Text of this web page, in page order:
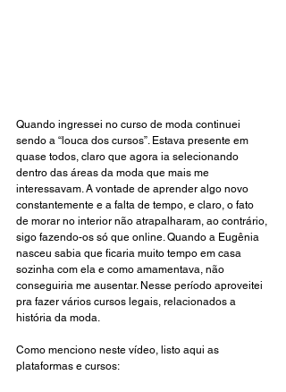
Quando ingressei no curso de moda continuei
sendo a “louca dos cursos”. Estava presente em
quase todos, claro que agora ia selecionando
dentro das áreas da moda que mais me
interessavam. A vontade de aprender algo novo
constantemente e a falta de tempo, e claro, o fato
de morar no interior não atrapalharam, ao contrário,
sigo fazendo-os só que online. Quando a Eugênia
nasceu sabia que ficaria muito tempo em casa
sozinha com ela e como amamentava, não
conseguiria me ausentar. Nesse período aproveitei
pra fazer vários cursos legais, relacionados a
história da moda.
Como menciono neste vídeo, listo aqui as
plataformas e cursos: